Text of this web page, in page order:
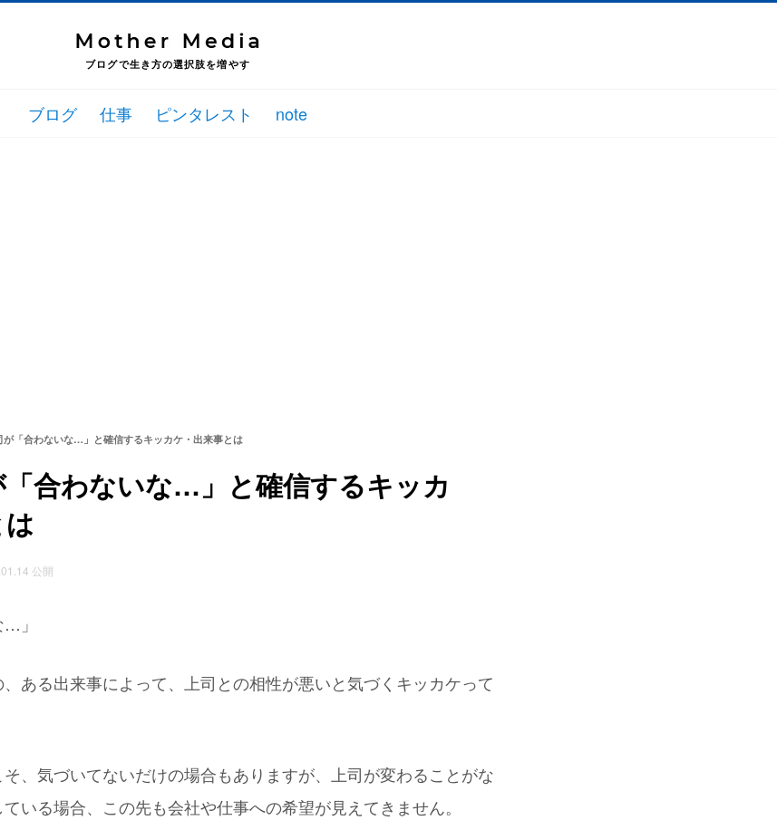
ブログで生き方の選択肢を増やす
ブログ 仕事 ピンタレスト note
が「合わないな…」と確信するキッカケ・出来事とは
合わないな…」と確信するキッカ
公開
」
ある出来事によって、上司との相性が悪いと気づくキッカケって
、気づいてないだけの場合もありますが、上司が変わることがな
いる場合、この先も会社や仕事への希望が見えてきません。